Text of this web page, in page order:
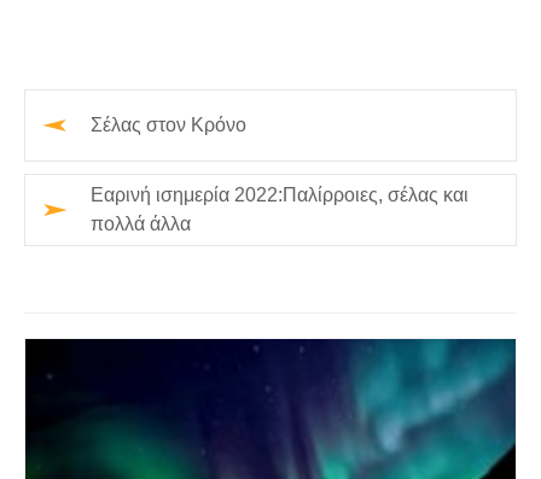
Σέλας στον Κρόνο
Εαρινή ισημερία 2022:Παλίρροιες, σέλας και
πολλά άλλα